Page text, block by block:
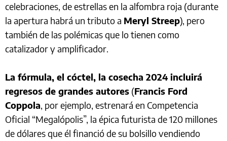
celebraciones, de estrellas en la alfombra roja (durante
la apertura habrá un tributo a Meryl Streep), pero
también de las polémicas que lo tienen como
catalizador y amplificador.
La fórmula, el cóctel, la cosecha 2024 incluirá
regresos de grandes autores (Francis Ford
Coppola, por ejemplo, estrenará en Competencia
Oficial “Megalópolis”, la épica futurista de 120 millones
de dólares que él financió de su bolsillo vendiendo